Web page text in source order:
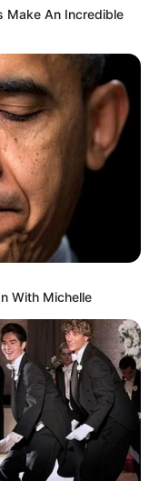
Make An Incredible
With Michelle